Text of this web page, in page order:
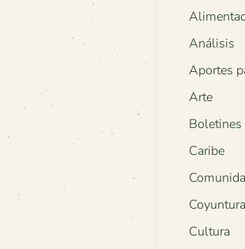
Análisis
Aportes
Arte
Boletines
Caribe
Coyuntura
Cultura